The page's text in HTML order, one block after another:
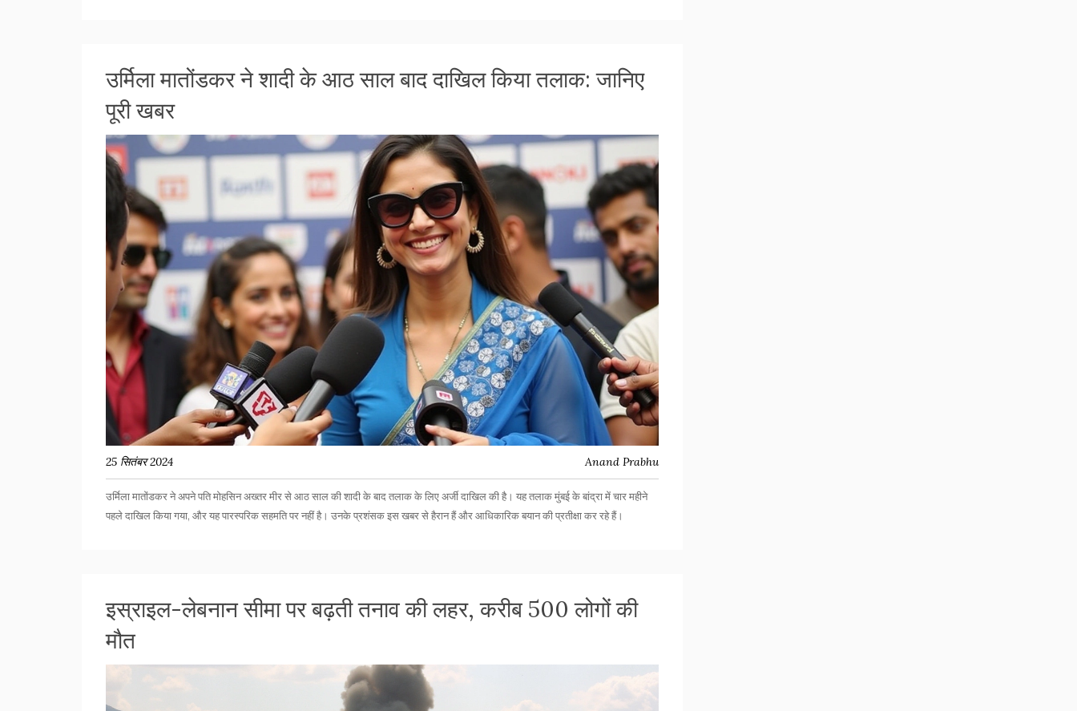
उर्मिला मातोंडकर ने शादी के आठ साल बाद दाखिल किया तलाक: जानिए
पूरी खबर
25 सितंबर 2024 Anand Prabhu
उर्मिला मातोंडकर ने अपने पति मोहसिन अख्तर मीर से आठ साल की शादी के बाद तलाक के लिए अर्जी दाखिल की है। यह तलाक मुंबई के बांद्रा में चार महीने
पहले दाखिल किया गया, और यह पारस्परिक सहमति पर नहीं है। उनके प्रशंसक इस खबर से हैरान हैं और आधिकारिक बयान की प्रतीक्षा कर रहे हैं।
इस्राइल-लेबनान सीमा पर बढ़ती तनाव की लहर, करीब 500 लोगों की
मौत